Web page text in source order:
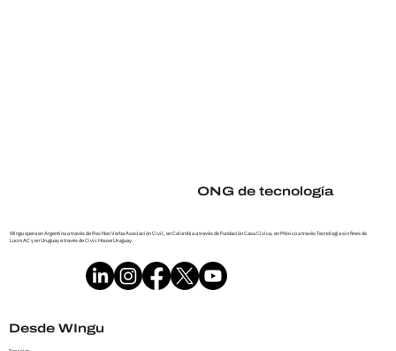
ONG de tecnología
Wingu opera en Argentina a través de Res Non Verba Asociación Civil, en Colombia a través de Fundación Casa Cívica, en México a través Tecnología sin fines de
Lucro AC y en Uruguay a través de Civic House Uruguay.
Desde WIngu